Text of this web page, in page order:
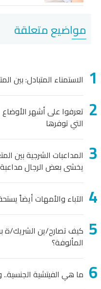
مواضيع متعلقة
الاستمناء المتبادل: بين
تعرفوا على أشهر
التي توفرها
المداعبات الشرجية بين
يخشى بعض الرجال
الآباء والأمهات أيضاً
كيف تصارح/ين الشريك/ة
المألوفة؟
ما هي الفيتشية الجنسية..